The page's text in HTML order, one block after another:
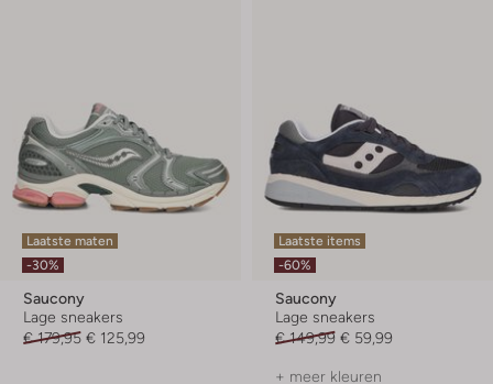
Laatste maten
-30%
Saucony
Lage sneakers
€ 179,95 € 125,99
Laatste items
-60%
Saucony
Lage sneakers
€ 149,99 € 59,99
+ meer kleuren